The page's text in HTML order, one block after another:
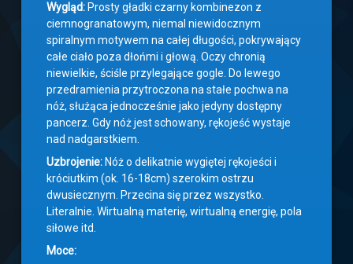
Wygląd: Prosty gładki czarny kombinezon z
ciemnogranatowym, niemal niewidocznym
spiralnym motywem na całej długości, pokrywający
całe ciało poza dłońmi i głową. Oczy chronią
niewielkie, ściśle przylegające gogle. Do lewego
przedramienia przytroczona na stałe pochwa na
nóż, służąca jednocześnie jako jedyny dostępny
pancerz. Gdy nóż jest schowany, rękojeść wystaje
nad nadgarstkiem.
Uzbrojenie: Nóż o delikatnie wygiętej rękojeści i
króciutkim (ok. 16-18cm) szerokim ostrzu
dwusiecznym. Przecina się przez wszystko.
Literalnie. Wirtualną materię, wirtualną energię, pola
siłowe itd.
Moce: